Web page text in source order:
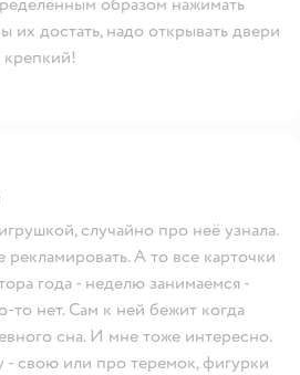
их достать, надо открывать двери
случайно про неё узнала.
А то все карточки
года - неделю занимаемся -
то нет. Сам к ней бежит когда
сна. И мне тоже интересно.
- свою или про теремок, фигурки